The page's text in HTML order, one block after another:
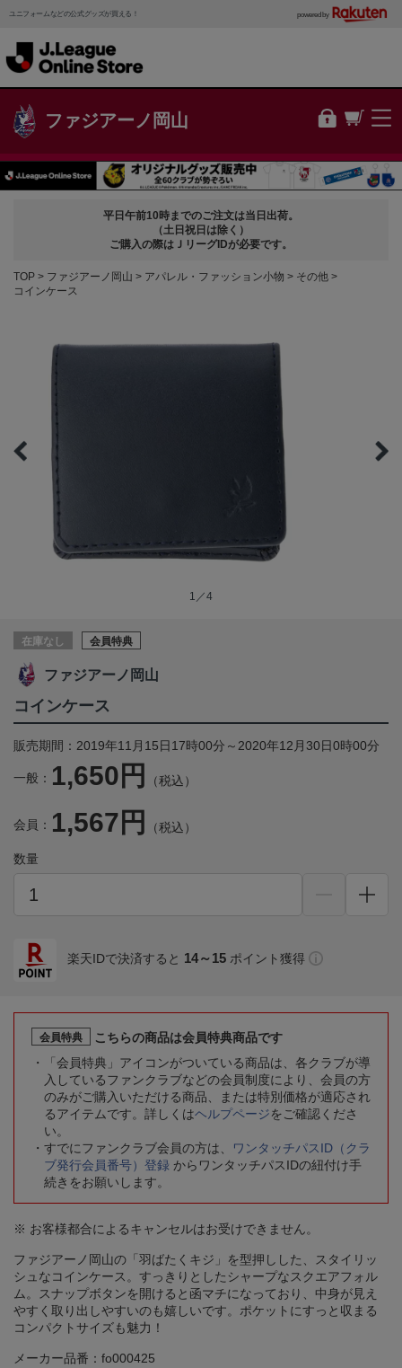
ユニフォームなどの公式グッズが買える！ powered by
ファジアーノ岡山
平日午前10時までのご注文は当日出荷。
（土日祝日は除く）
ご購入の際はＪリーグIDが必要です。
TOP ファジアーノ岡山 アパレル・ファッション小物
その他
コインケース
1／4
在庫なし 会員特典
ファジアーノ岡山
コインケース
販売期間：2019年11月15日17時00分～2020年12月30日0時00分
一般： 1,650円 （税込）
会員： 1,567円 （税込）
数量
楽天IDで決済すると 14～15 ポイント獲得
会員特典
こちらの商品は会員特典商品です
「会員特典」アイコンがついている商品は、各クラブが導
入しているファンクラブなどの会員制度により、会員の方
のみがご購入いただける商品、または特別価格が適応され
るアイテムです。詳しくはヘルプページをご確認くださ
い。
すでにファンクラブ会員の方は、
ワンタッチパスID（クラ
ブ発行会員番号）登録 からワンタッチパスIDの紐付け手
続きをお願いします。
※ お客様都合によるキャンセルはお受けできません。
ファジアーノ岡山の「羽ばたくキジ」を型押しした、スタイリッ
シュなコインケース。すっきりとしたシャープなスクエアフォル
ム。スナップボタンを開けると函マチになっており、中身が見え
やすく取り出しやすいのも嬉しいです。ポケットにすっと収まる
コンパクトサイズも魅力！
メーカー品番：fo000425